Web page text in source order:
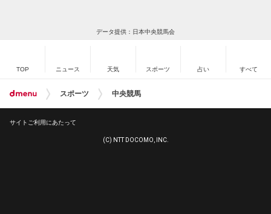
データ提供：日本中央競馬会
TOP ニュース 天気 スポーツ 占い すべて
スポーツ 中央競馬
サイトご利用にあたって
(C) NTT DOCOMO, INC.